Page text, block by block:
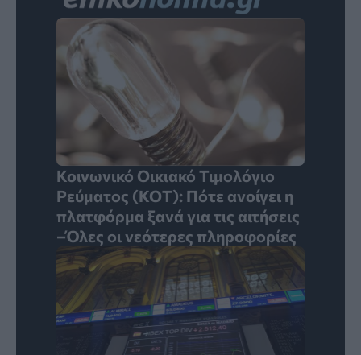
Κοινωνικό Οικιακό Τιμολόγιο
Ρεύματος (ΚΟΤ): Πότε ανοίγει η
πλατφόρμα ξανά για τις αιτήσεις
–Όλες οι νεότερες πληροφορίες